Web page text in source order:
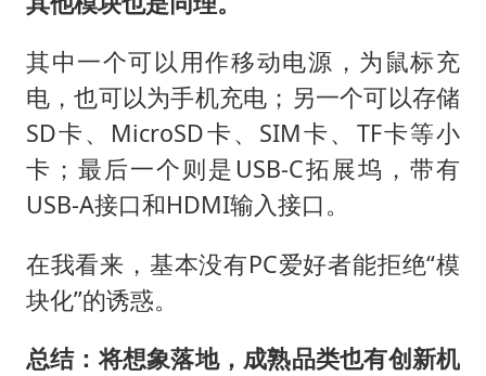
其中一个可以用作移动电源，为鼠标充
电，也可以为手机充电；另一个可以存储
SD卡、MicroSD卡、SIM卡、TF卡等小
卡；最后一个则是USB-C拓展坞，带有
USB-A接口和HDMI输入接口。
在我看来，基本没有PC爱好者能拒绝“模
块化”的诱惑。
总结：将想象落地，成熟品类也有创新机